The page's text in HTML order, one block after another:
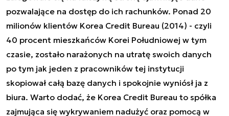
pozwalające na dostęp do ich rachunków. Ponad 20
milionów klientów Korea Credit Bureau (2014) - czyli
40 procent mieszkańców Korei Południowej w tym
czasie, zostało narażonych na utratę swoich danych
po tym jak jeden z pracowników tej instytucji
skopiował całą bazę danych i spokojnie wyniósł ja z
biura. Warto dodać, że Korea Credit Bureau to spółka
zajmująca się wykrywaniem nadużyć oraz pomocą w